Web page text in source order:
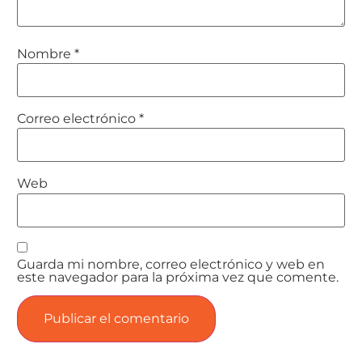
Nombre *
Correo electrónico *
Web
Guarda mi nombre, correo electrónico y web en
este navegador para la próxima vez que comente.